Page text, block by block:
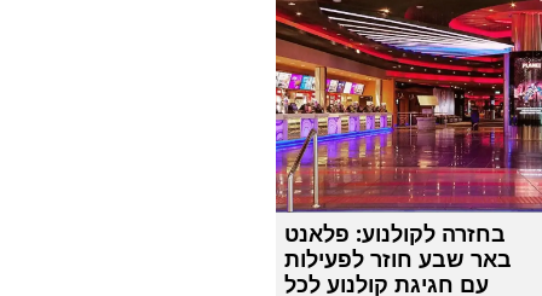
בחזרה לקולנוע: פלאנט
באר שבע חוזר לפעילות
עם חגיגת קולנוע לכל